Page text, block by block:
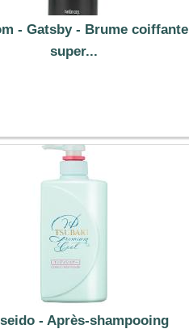
- Gatsby - Brume coiffante
super...
- Après-shampooing